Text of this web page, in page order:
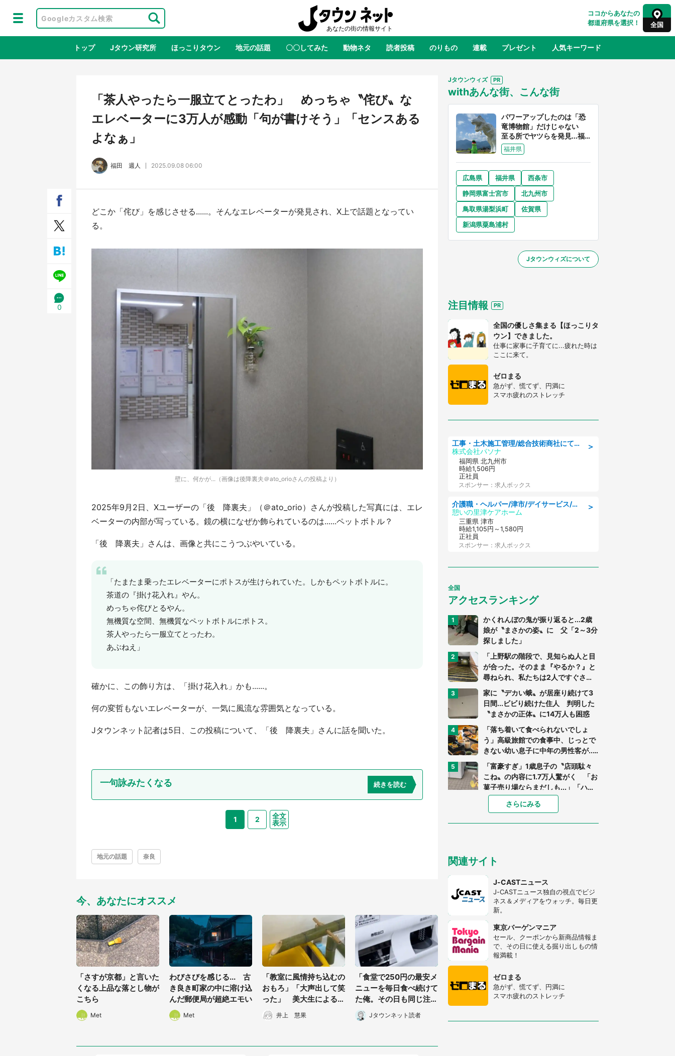
ココからあなたの
都道府県を選択！
全国
全国 全国
東北 青森 岩手 宮城 山形 福島
関東 栃木 群馬 千葉 東京 神奈川
奈良 和歌山
山口
四国 徳島 香川 愛媛
大分 宮崎
トップ Jタウン研究所 ほっこりタウン 地元の話題 〇〇してみた 動物ネタ 読者投稿 のりもの 連載 プレゼント 人気キーワード
地域×二次元 絶景 あの時はありがとう 物語がはじまる町へ ふるさと納税
服！？ 県公式プロモ動画で「聖地」
が生産されてます【7／31～1／31】
に入り込む 六本木ヒルズ展望台でコ
る！ アニメ『ハイキュー！！』×老
『小林さんちのメイドラゴン』と舞台
のモデル・越谷がコラボ 田んぼアー
トの見頃にあわせて企画続々【7／31
～】
「茶人やったら一服立てとったわ」 めっちゃ〝侘び〟な
エレベーターに3万人が感動「句が書けそう」「センスある
よなぁ」
福田 週人 2025.09.08 06:00
0
どこか「侘び」を感じさせる......。そんなエレベーターが発見され、X上で話題となってい
る。
壁に、何かが...（画像は後降裏夫＠ato_orioさんの投稿より）
2025年9月2日、Xユーザーの「後 降裏夫」（＠ato_orio）さんが投稿した写真には、エレ
ベーターの内部が写っている。鏡の横になぜか飾られているのは......ペットボトル？
「後 降裏夫」さんは、画像と共にこうつぶやいている。
「たまたま乗ったエレベーターにポトスが生けられていた。しかもペットボトルに。
茶道の『掛け花入れ』やん。
めっちゃ侘びとるやん。
無機質な空間、無機質なペットボトルにポトス。
茶人やったら一服立てとったわ。
あぶねえ」
確かに、この飾り方は、「掛け花入れ」かも......。
何の変哲もないエレベーターが、一気に風流な雰囲気となっている。
Jタウンネット記者は5日、この投稿について、「後 降裏夫」さんに話を聞いた。
一句詠みたくなる 続きを読む
1 2
全文
表示
地元の話題 奈良
今、あなたにオススメ
「さすが京都」と言いた
くなる上品な落とし物が
こちら
Met
わびさびを感じる... 古
き良き町家の中に溶け込
んだ郵便局が超絶エモい
Met
「教室に風情持ち込むの
おもろ」「大声出して笑
った」 美大生による
〝エアコン水漏れ対処
法〟に28万人脱帽
井上 慧果
「食堂で250円の最安メ
ニューを毎日食べ続けて
た俺。その日も同じ注文
をしたら給仕のおばさん
が...」（栃木県・50代
Jタウンネット読者
Jタウンウィズ
withあんな街、こんな街
パワーアップしたのは「恐
竜博物館」だけじゃない
至る所でヤツらを発見...福
井県はもはや「ジュラシッ
ク・ワールド」だった
福井県
広島県 福井県
西条市
静岡県富士宮市
北九州市
鳥取県湯梨浜町
佐賀県
新潟県粟島浦村
Jタウンウィズについて
注目情報
全国の優しさ集まる【ほっこりタ
ウン】できました。
仕事に家事に子育てに...疲れた時は
ここに来て。
ゼロまる
急がず、慌てず、円満に
スマホ疲れのストレッチ
＞
工事・土木施工管理/総合技術商社にて施工管理のお仕事/即日勤務可/車通勤可/工事・土木施工管理/生産・品質管理
株式会社パソナ
福岡県 北九州市
時給1,506円
正社員
スポンサー：求人ボックス
＞
介護職・ヘルパー/津市/デイサービス/近鉄名古屋線 高田本山/三重県
憩いの里津ケアホーム
三重県 津市
時給1,105円～1,580円
正社員
スポンサー：求人ボックス
全国
アクセスランキング
かくれんぼの鬼が振り返ると...2歳
娘が〝まさかの姿〟に 父「2～3分
探しました」
「上野駅の階段で、見知らぬ人と目
が合った。そのまま『やるか？』と
尋ねられ、私たちは2人ですぐさ
ま...」（茨城県・70代男性）
家に〝デカい蛾〟が居座り続けて3
日間...ビビり続けた住人 判明した
〝まさかの正体〟に14万人も困惑
「落ち着いて食べられないでしょ
う」高級旅館での食事中、じっとで
きない幼い息子に中年の男性客が...
（東京都・40代男性）
「富豪すぎ」1歳息子の〝店頭駄々
こね〟の内容に1.7万人驚がく 「お
菓子売り場ならまだしも...」「ハー
ドル高い」
あまりにも四角すぎる猫、激写され
る 「これもう座布団だろ」「食パ
ンの耳」と1.4万人困惑
とお願いしたら...」 体験談に8万
「ゾワゾワする」「本当に気持ち悪
い」 道端でバグっちゃってた〝野
生の野菜〟に6.5万人戦慄
「○○がない街に住んでいます」住
人の呟きに30万人驚がく 何が存在
しないか、あなたはわかる？
「修学旅行に途中参加する娘を送っ
て行ったら、真っ暗な道で遭難状
態。なんとか見つけた民家に助けを
求めると、住人の男性が...」
さらにみる
関連サイト
J-CASTニュース
J-CASTニュース独自の視点でビジ
ネス＆メディアをウォッチ。毎日更
新。
東京バーゲンマニア
セール、クーポンから新商品情報ま
で、その日に使える掘り出しもの情
報満載！
ゼロまる
急がず、慌てず、円満に
スマホ疲れのストレッチ